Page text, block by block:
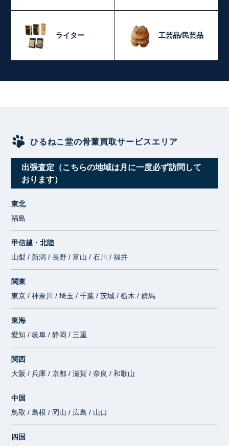
ライター 工芸品/民芸品
ひるねこ堂の骨董買取サービスエリア
出張査定（こちらの地域は月に一度必ず訪問して
おります）
東北
福島
甲信越・北陸
山梨 / 新潟 / 長野 / 富山 / 石川 / 福井
関東
東京 / 神奈川 / 埼玉 / 千葉 / 茨城 / 栃木 / 群馬
東海
愛知 / 岐阜 / 静岡 / 三重
関西
大阪 / 兵庫 / 京都 / 滋賀 / 奈良 / 和歌山
中国
鳥取 / 島根 / 岡山 / 広島 / 山口
四国